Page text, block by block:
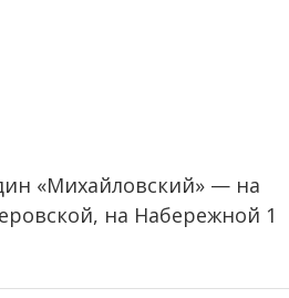
«Михайловский» — на
на Набережной 1